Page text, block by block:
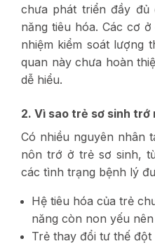
chưa phát triển đầy
năng tiêu hóa. Các cơ
nhiệm kiểm soát lượng
quan này chưa hoàn
dễ hiểu.
2. Vì sao trẻ sơ sinh trớ
Có nhiều nguyên nhân
nôn trớ ở trẻ sơ sinh,
các tình trạng bệnh lý
Hệ tiêu hóa của trẻ
năng còn non yếu
Trẻ thay đổi tư thế